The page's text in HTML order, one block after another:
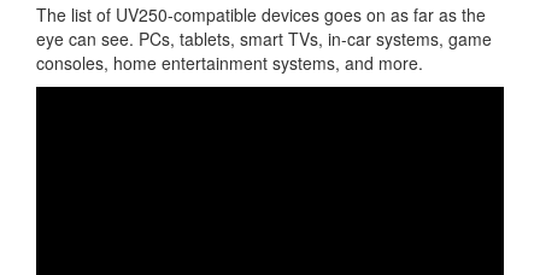
The list of UV250-compatible devices goes on as far as the
eye can see. PCs, tablets, smart TVs, in-car systems, game
consoles, home entertainment systems, and more.